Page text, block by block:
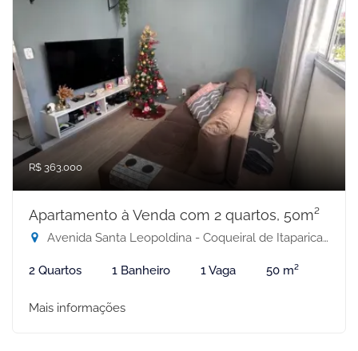
R$ 363.000
Apartamento à Venda com 2 quartos, 50m²
Avenida Santa Leopoldina - Coqueiral de Itaparica, Vila Velha-ES
2 Quartos 1 Banheiro 1 Vaga 50 m²
Mais informações